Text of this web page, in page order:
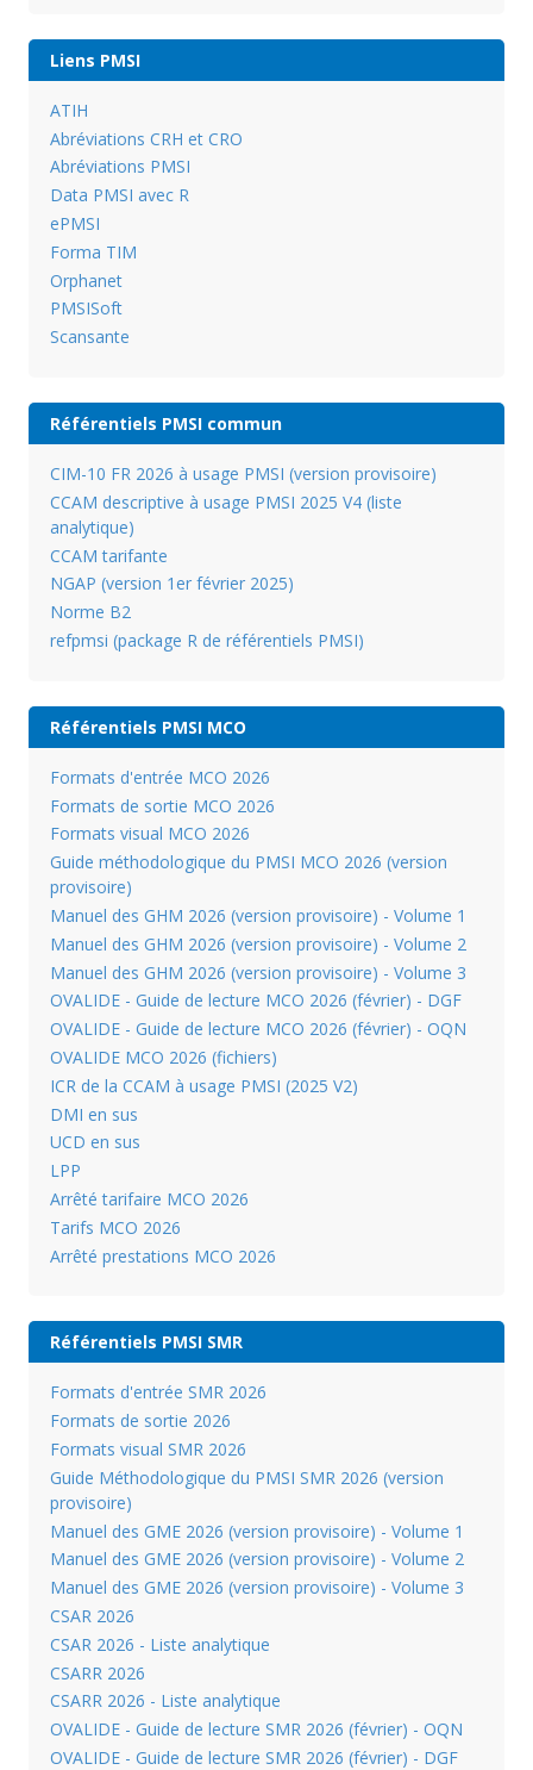
Liens PMSI
ATIH
Abréviations CRH et CRO
Abréviations PMSI
Data PMSI avec R
ePMSI
Forma TIM
Orphanet
PMSISoft
Scansante
Référentiels PMSI commun
CIM-10 FR 2026 à usage PMSI (version provisoire)
CCAM descriptive à usage PMSI 2025 V4 (liste
analytique)
CCAM tarifante
NGAP (version 1er février 2025)
Norme B2
refpmsi (package R de référentiels PMSI)
Référentiels PMSI MCO
Formats d'entrée MCO 2026
Formats de sortie MCO 2026
Formats visual MCO 2026
Guide méthodologique du PMSI MCO 2026 (version
provisoire)
Manuel des GHM 2026 (version provisoire) - Volume 1
Manuel des GHM 2026 (version provisoire) - Volume 2
Manuel des GHM 2026 (version provisoire) - Volume 3
OVALIDE - Guide de lecture MCO 2026 (février) - DGF
OVALIDE - Guide de lecture MCO 2026 (février) - OQN
OVALIDE MCO 2026 (fichiers)
ICR de la CCAM à usage PMSI (2025 V2)
DMI en sus
UCD en sus
LPP
Arrêté tarifaire MCO 2026
Tarifs MCO 2026
Arrêté prestations MCO 2026
Référentiels PMSI SMR
Formats d'entrée SMR 2026
Formats de sortie 2026
Formats visual SMR 2026
Guide Méthodologique du PMSI SMR 2026 (version
provisoire)
Manuel des GME 2026 (version provisoire) - Volume 1
Manuel des GME 2026 (version provisoire) - Volume 2
Manuel des GME 2026 (version provisoire) - Volume 3
CSAR 2026
CSAR 2026 - Liste analytique
CSARR 2026
CSARR 2026 - Liste analytique
OVALIDE - Guide de lecture SMR 2026 (février) - OQN
OVALIDE - Guide de lecture SMR 2026 (février) - DGF